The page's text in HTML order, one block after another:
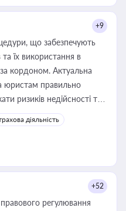
+9
що забезпечують
їх використання в
кордоном. Актуальна
юристам правильно
ризиків недійсності та
органами влади та
діяльність
+52
регулювання